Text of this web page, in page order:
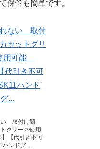
保管も簡単です。
い 取付け簡
グリース使用
【代引き不可
ハンドグ…